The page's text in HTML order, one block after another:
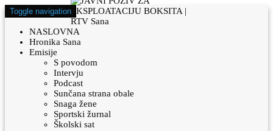
Toggle navigation
NASLOVNA
Hronika Sana
Emisije
S povodom
Intervju
Podcast
Sunčana strana obale
Snaga žene
Sportski žurnal
Školski sat